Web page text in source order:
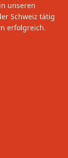
unseren
Schweiz tätig
erfolgreich.